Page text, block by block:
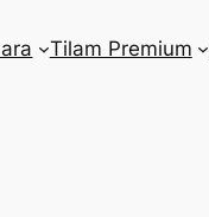
Tilam Premium